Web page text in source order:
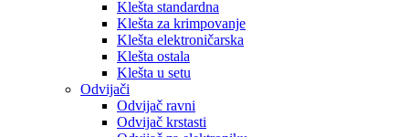
Klešta standardna
Klešta za krimpovanje
Klešta elektroničarska
Klešta ostala
Klešta u setu
Odvijači
Odvijač ravni
Odvijač krstasti